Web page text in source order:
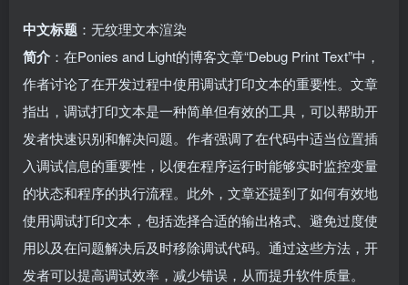
中文标题 ：无纹理文本渲染
简介 ：在Ponies and Light的博客文章“Debug Print Text”中，
作者讨论了在开发过程中使用调试打印文本的重要性。文章
指出，调试打印文本是一种简单但有效的工具，可以帮助开
发者快速识别和解决问题。作者强调了在代码中适当位置插
入调试信息的重要性，以便在程序运行时能够实时监控变量
的状态和程序的执行流程。此外，文章还提到了如何有效地
使用调试打印文本，包括选择合适的输出格式、避免过度使
用以及在问题解决后及时移除调试代码。通过这些方法，开
发者可以提高调试效率，减少错误，从而提升软件质量。